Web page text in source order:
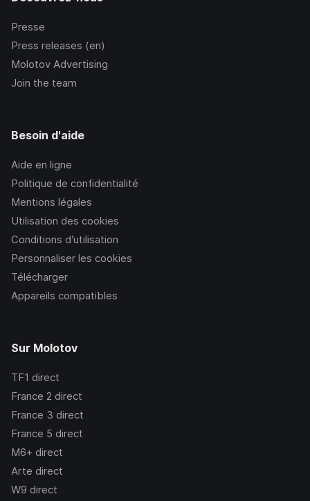
Presse
Press releases (en)
Molotov Advertising
Join the team
Besoin d'aide
Aide en ligne
Politique de confidentialité
Mentions légales
Utilisation des cookies
Conditions d’utilisation
Personnaliser les cookies
Télécharger
Appareils compatibles
Sur Molotov
TF1 direct
France 2 direct
France 3 direct
France 5 direct
M6+ direct
Arte direct
W9 direct